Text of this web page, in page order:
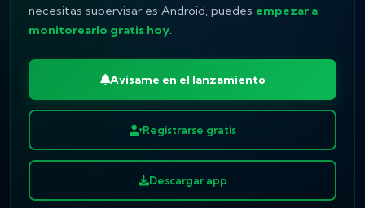
necesitas supervisar es Android, puedes empezar a
monitorearlo gratis hoy.
Avísame en el lanzamiento
Registrarse gratis
Descargar app